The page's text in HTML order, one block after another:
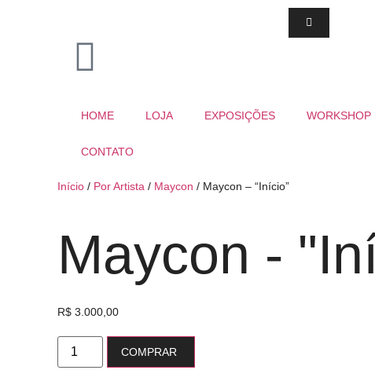
HOME LOJA EXPOSIÇÕES WORKSHOP
CONTATO
Início / Por Artista / Maycon / Maycon – “Início”
Maycon -
R$ 3.000,00
COMPRAR